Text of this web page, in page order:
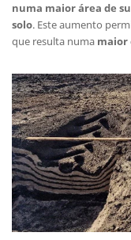
numa maior área de
solo. Este aumento
que resulta numa maior